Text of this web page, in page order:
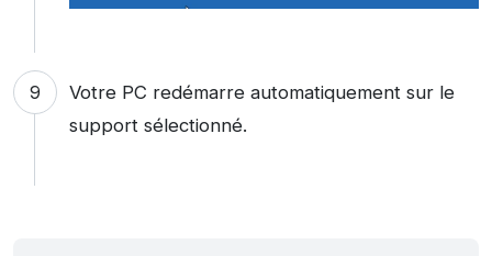
Votre PC redémarre automatiquement sur le
support sélectionné.